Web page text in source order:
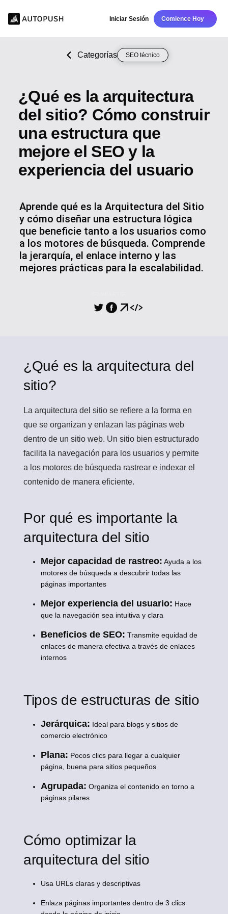
Iniciar Sesión Comience Hoy
Categorías SEO técnico
¿Qué es la arquitectura
del sitio? Cómo construir
una estructura que
mejore el SEO y la
experiencia del usuario
Aprende qué es la Arquitectura del Sitio
y cómo diseñar una estructura lógica
que beneficie tanto a los usuarios como
a los motores de búsqueda. Comprende
la jerarquía, el enlace interno y las
mejores prácticas para la escalabilidad.
¿Qué es la arquitectura del
sitio?
La arquitectura del sitio se refiere a la forma en
que se organizan y enlazan las páginas web
dentro de un sitio web. Un sitio bien estructurado
facilita la navegación para los usuarios y permite
a los motores de búsqueda rastrear e indexar el
contenido de manera eficiente.
Por qué es importante la
arquitectura del sitio
Mejor capacidad de rastreo: Ayuda a los
motores de búsqueda a descubrir todas las
páginas importantes
Mejor experiencia del usuario: Hace
que la navegación sea intuitiva y clara
Beneficios de SEO: Transmite equidad de
enlaces de manera efectiva a través de enlaces
internos
Tipos de estructuras de sitio
Jerárquica: Ideal para blogs y sitios de
comercio electrónico
Plana: Pocos clics para llegar a cualquier
página, buena para sitios pequeños
Agrupada: Organiza el contenido en torno a
páginas pilares
Cómo optimizar la
arquitectura del sitio
Usa URLs claras y descriptivas
Enlaza páginas importantes dentro de 3 clics